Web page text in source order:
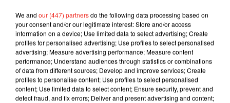
LES INTERVIEWS CHANTE
FRANCE
Voir plus
"JE SUIS À DISPOSITION DES
We and our (447) partnersdo the following data processing based on
your consent and/or our legitimate interest: Store and/or access
information on a device; Use limited data to select advertising; Create
profiles for personalised advertising; Use profiles to select personalised
advertising; Measure advertising performance; Measure content
performance; Understand audiences through statistics or combinations
of data from different sources; Develop and improve services; Create
profiles to personalise content; Use profiles to select personalised
content; Use limited data to select content; Ensure security, prevent and
detect fraud, and fix errors; Deliver and present advertising and content;